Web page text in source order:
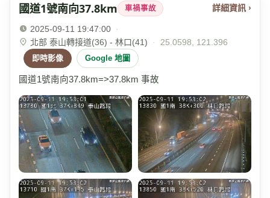
國道1號南向37.8km 車禍事故 詳細資訊 ›
2025-09-11 19:47:00
·
北部 泰山轉接道(36) - 林口(41)
· 25.0598, 121.396
即時影像 Google 地圖
國道1號南向37.8km=>37.8km 事故